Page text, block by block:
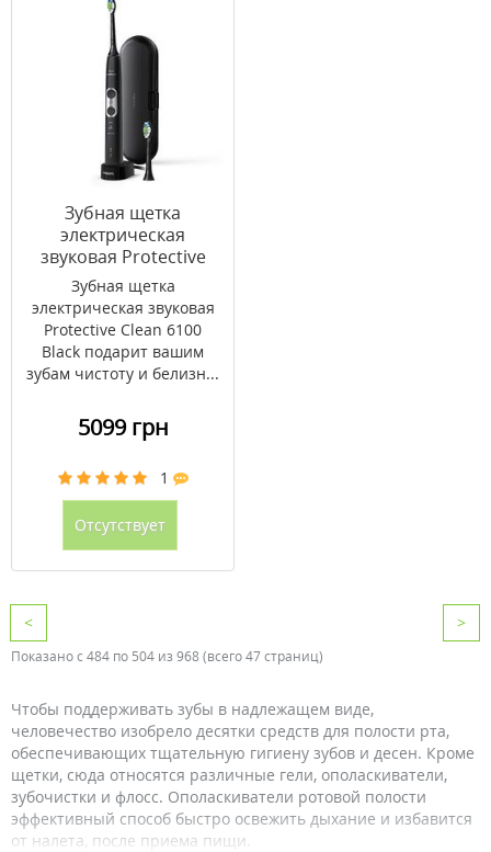
Зубная щетка
электрическая
звуковая Protective
Clean 6100 Black
HX6870/47
Зубная щетка
электрическая звуковая
Protective Clean 6100
Black подарит вашим
зубам чистоту и белизн...
5099 грн
1
Отсутствует
< >
Показано с 484 по 504 из 968 (всего 47 страниц)
Чтобы поддерживать зубы в надлежащем виде,
человечество изобрело десятки средств для полости рта,
обеспечивающих тщательную гигиену зубов и десен. Кроме
щетки, сюда относятся различные гели, ополаскиватели,
зубочистки и флосс. Ополаскиватели ротовой полости
эффективный способ быстро освежить дыхание и избавится
от налета, после приема пищи.